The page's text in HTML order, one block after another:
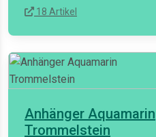
18 Artikel
Anhänger Aquamarin
Trommelstein